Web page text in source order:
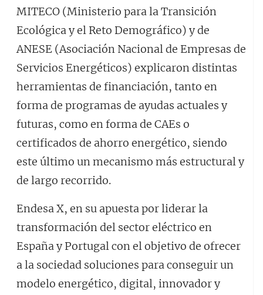
MITECO (Ministerio para la Transición
Ecológica y el Reto Demográfico) y de
ANESE (Asociación Nacional de Empresas de
Servicios Energéticos) explicaron distintas
herramientas de financiación, tanto en
forma de programas de ayudas actuales y
futuras, como en forma de CAEs o
certificados de ahorro energético, siendo
este último un mecanismo más estructural y
de largo recorrido.
Endesa X, en su apuesta por liderar la
transformación del sector eléctrico en
España y Portugal con el objetivo de ofrecer
a la sociedad soluciones para conseguir un
modelo energético, digital, innovador y